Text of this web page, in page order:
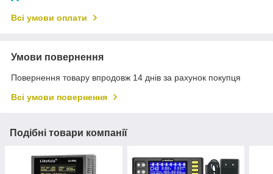
Всі умови оплати
Умови повернення
Повернення товару впродовж 14 днів за рахунок покупця
Всі умови повернення
Подібні товари компанії